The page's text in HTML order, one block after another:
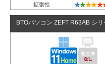
拡張性 ★★★★★
BTOパソコン ZEFT R63AB シリ